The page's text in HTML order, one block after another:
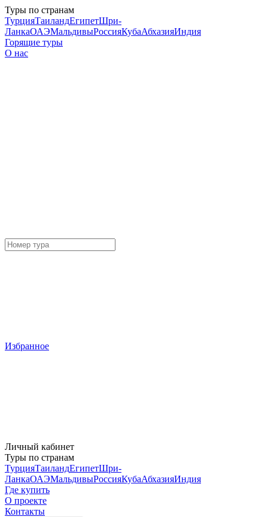
Туры по странам
ТурцияТаиландЕгипетШри-
ЛанкаОАЭМальдивыРоссияКубаАбхазияИндия
Горящие туры
О нас
Избранное
Личный кабинет
Туры по странам
ТурцияТаиландЕгипетШри-
ЛанкаОАЭМальдивыРоссияКубаАбхазияИндия
Где купить
О проекте
Контакты